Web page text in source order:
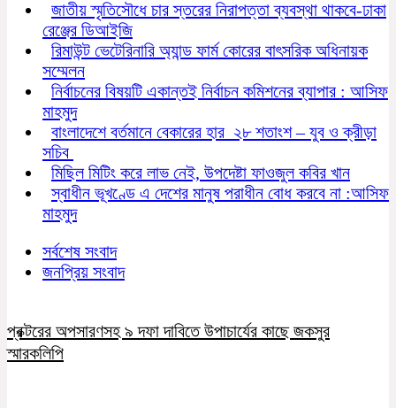
জাতীয় স্মৃতিসৌধে চার স্তরের নিরাপত্তা ব্যবস্থা থাকবে-ঢাকা
রেঞ্জের ডিআইজি
রিমাউন্ট ভেটেরিনারি অ্যান্ড ফার্ম কোরের বাৎসরিক অধিনায়ক
সম্মেলন
নির্বাচনের বিষয়টি একান্তই নির্বাচন কমিশনের ব্যাপার : আসিফ
মাহমুদ
বাংলাদেশে বর্তমানে বেকারের হার ২৮ শতাংশ – যুব ও ক্রীড়া
সচিব
মিছিল মিটিং করে লাভ নেই, উপদেষ্টা ফাওজুল কবির খান
স্বাধীন ভূখণ্ডে এ দেশের মানুষ পরাধীন বোধ করবে না :আসিফ
মাহমুদ
সর্বশেষ সংবাদ
জনপ্রিয় সংবাদ
প্রক্টরের অপসারণসহ ৯ দফা দাবিতে উপাচার্যের কাছে জকসুর
স্মারকলিপি